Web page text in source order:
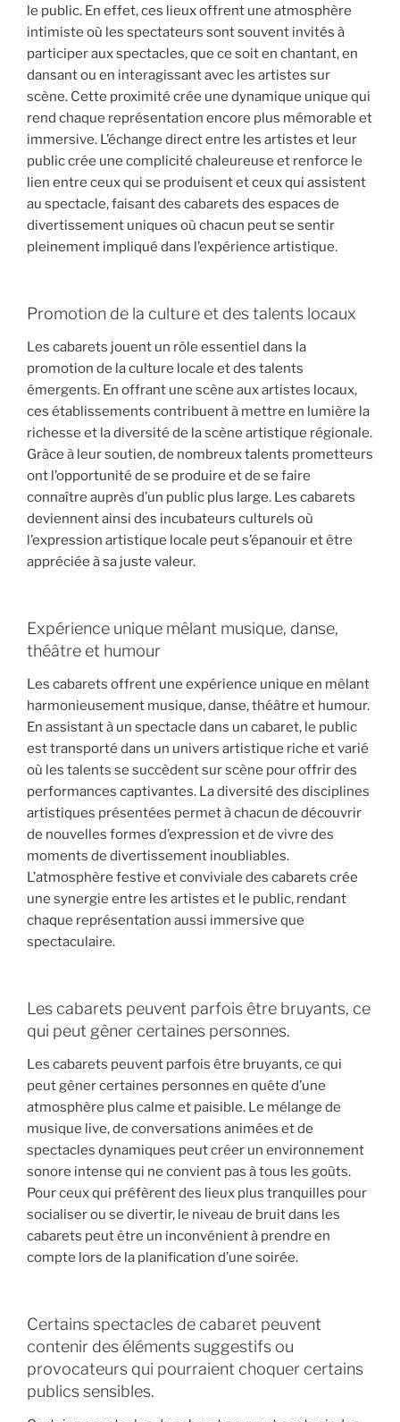
le public. En effet, ces lieux offrent une atmosphère
intimiste où les spectateurs sont souvent invités à
participer aux spectacles, que ce soit en chantant, en
dansant ou en interagissant avec les artistes sur
scène. Cette proximité crée une dynamique unique qui
rend chaque représentation encore plus mémorable et
immersive. L’échange direct entre les artistes et leur
public crée une complicité chaleureuse et renforce le
lien entre ceux qui se produisent et ceux qui assistent
au spectacle, faisant des cabarets des espaces de
divertissement uniques où chacun peut se sentir
pleinement impliqué dans l’expérience artistique.
Promotion de la culture et des talents locaux
Les cabarets jouent un rôle essentiel dans la
promotion de la culture locale et des talents
émergents. En offrant une scène aux artistes locaux,
ces établissements contribuent à mettre en lumière la
richesse et la diversité de la scène artistique régionale.
Grâce à leur soutien, de nombreux talents prometteurs
ont l’opportunité de se produire et de se faire
connaître auprès d’un public plus large. Les cabarets
deviennent ainsi des incubateurs culturels où
l’expression artistique locale peut s’épanouir et être
appréciée à sa juste valeur.
Expérience unique mêlant musique, danse,
théâtre et humour
Les cabarets offrent une expérience unique en mêlant
harmonieusement musique, danse, théâtre et humour.
En assistant à un spectacle dans un cabaret, le public
est transporté dans un univers artistique riche et varié
où les talents se succèdent sur scène pour offrir des
performances captivantes. La diversité des disciplines
artistiques présentées permet à chacun de découvrir
de nouvelles formes d’expression et de vivre des
moments de divertissement inoubliables.
L’atmosphère festive et conviviale des cabarets crée
une synergie entre les artistes et le public, rendant
chaque représentation aussi immersive que
spectaculaire.
Les cabarets peuvent parfois être bruyants, ce
qui peut gêner certaines personnes.
Les cabarets peuvent parfois être bruyants, ce qui
peut gêner certaines personnes en quête d’une
atmosphère plus calme et paisible. Le mélange de
musique live, de conversations animées et de
spectacles dynamiques peut créer un environnement
sonore intense qui ne convient pas à tous les goûts.
Pour ceux qui préfèrent des lieux plus tranquilles pour
socialiser ou se divertir, le niveau de bruit dans les
cabarets peut être un inconvénient à prendre en
compte lors de la planification d’une soirée.
Certains spectacles de cabaret peuvent
contenir des éléments suggestifs ou
provocateurs qui pourraient choquer certains
publics sensibles.